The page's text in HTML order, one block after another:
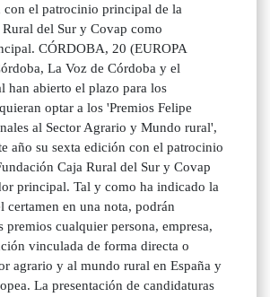
con el patrocinio principal de la
del Sur y Covap como
CÓRDOBA, 20 (EUROPA
La Voz de Córdoba y el
han abierto el plazo para los
optar a los 'Premios Felipe
al Sector Agrario y Mundo rural',
año su sexta edición con el patrocinio
Caja Rural del Sur y Covap
principal. Tal y como ha indicado la
certamen en una nota, podrán
premios cualquier persona, empresa,
vinculada de forma directa o
agrario y al mundo rural en España y
La presentación de candidaturas